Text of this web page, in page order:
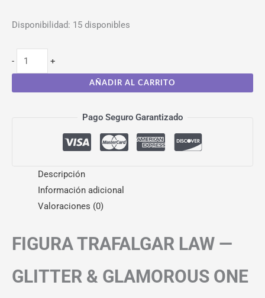
Disponibilidad: 15 disponibles
- +
AÑADIR AL CARRITO
Pago Seguro Garantizado
Descripción
Información adicional
Valoraciones (0)
FIGURA TRAFALGAR LAW —
GLITTER & GLAMOROUS ONE